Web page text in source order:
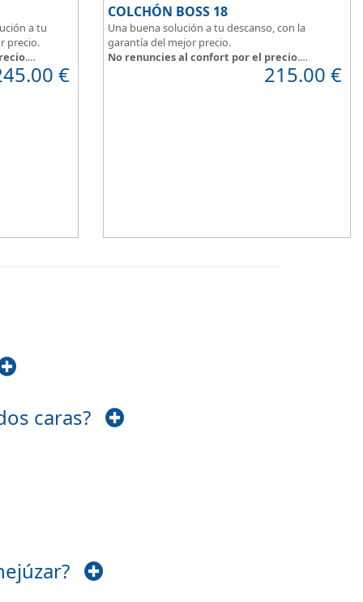
a tu
precio.
.
y
€
COLCHÓN BOSS 18
Una buena solución a tu descanso, con la
garantía del mejor precio.
No renuncies al confort por el precio.
núcleo firme y
que combinado con el material
215.00 €
caras?